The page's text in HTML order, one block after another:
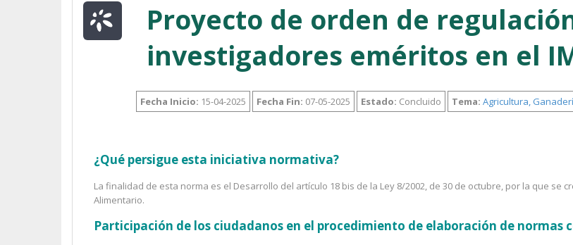
Proyecto de orden de
investigadores eméritos en el
Fecha Inicio: 15-04-2025 Fecha Fin: 07-05-2025 Estado: Concluido Tema: Agricultura,
¿Qué persigue esta iniciativa normativa?
La finalidad de esta norma es el Desarrollo del artículo 18 bis de la Ley 8/2002, de 30 de octubre, por la que se
Alimentario.
Participación de los ciudadanos en el procedimiento de elaboración de normas